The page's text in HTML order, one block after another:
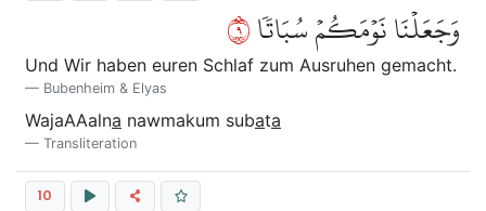
وَجَعَلۡنَا نَوۡمَكُمۡ سُبَاتٗا٩
Und Wir haben euren Schlaf zum Ausruhen gemacht.
Bubenheim & Elyas
WajaAAalna nawmakum subata
Transliteration
10